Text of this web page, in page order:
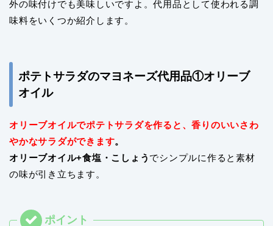
外の味付けでも美味しいですよ。代用品として使われる調
味料をいくつか紹介します。
ポテトサラダのマヨネーズ代用品①オリーブ
オイル
オリーブオイルでポテトサラダを作ると、香りのいいさわ
やかなサラダができます。
オリーブオイル+食塩・こしょう でシンプルに作ると素材
の味が引き立ちます。